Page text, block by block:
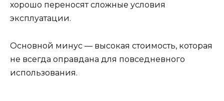
хорошо переносят сложные условия
эксплуатации.
Основной минус — высокая стоимость, которая
не всегда оправдана для повседневного
использования.